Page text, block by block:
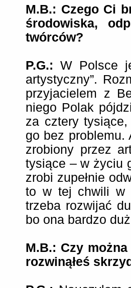
M.B.: Czego Ci
środowiska,
twórców?
P.G.: W Polsce
artystyczny”.
przyjacielem z
niego Polak
za cztery
go bez
zrobiony przez
tysiące – w życiu
zrobi zupełnie
to w tej chwili w
trzeba rozwijać
bo ona bardzo
M.B.: Czy
rozwinąłeś